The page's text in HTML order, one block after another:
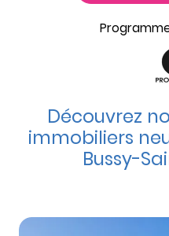
Découvrez
immobiliers
Bussy-